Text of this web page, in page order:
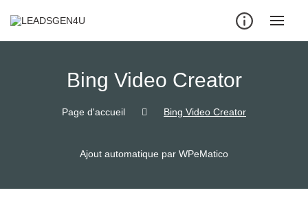
Bing Video Creator
Page d'accueil Bing Video Creator
Ajout automatique par WPeMatico